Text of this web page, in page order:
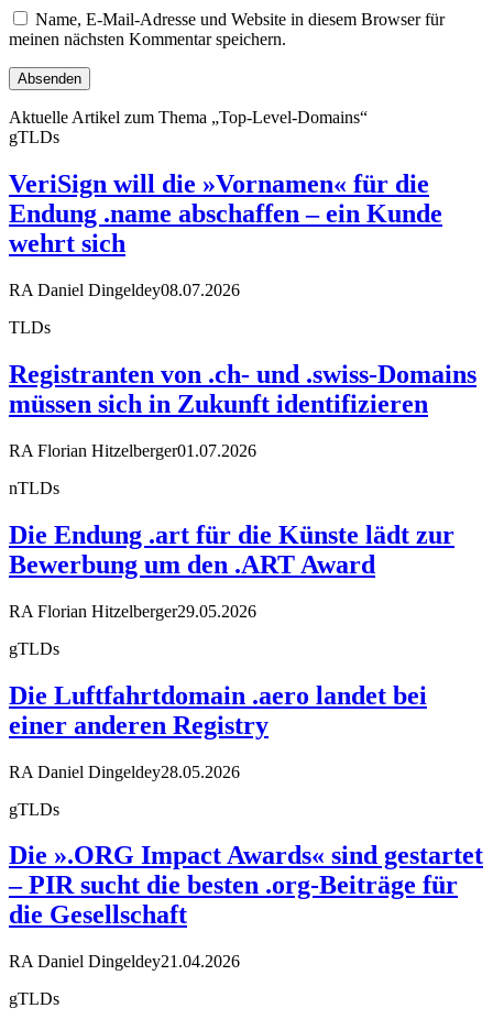
Name, E-Mail-Adresse und Website in diesem Browser für
meinen nächsten Kommentar speichern.
Aktuelle Artikel zum Thema „Top-Level-Domains“
gTLDs
VeriSign will die »Vornamen« für die
Endung .name abschaffen – ein Kunde
wehrt sich
RA Daniel Dingeldey08.07.2026
TLDs
Registranten von .ch- und .swiss-Domains
müssen sich in Zukunft identifizieren
RA Florian Hitzelberger01.07.2026
nTLDs
Die Endung .art für die Künste lädt zur
Bewerbung um den .ART Award
RA Florian Hitzelberger29.05.2026
gTLDs
Die Luftfahrtdomain .aero landet bei
einer anderen Registry
RA Daniel Dingeldey28.05.2026
gTLDs
Die ».ORG Impact Awards« sind gestartet
– PIR sucht die besten .org-Beiträge für
die Gesellschaft
RA Daniel Dingeldey21.04.2026
gTLDs